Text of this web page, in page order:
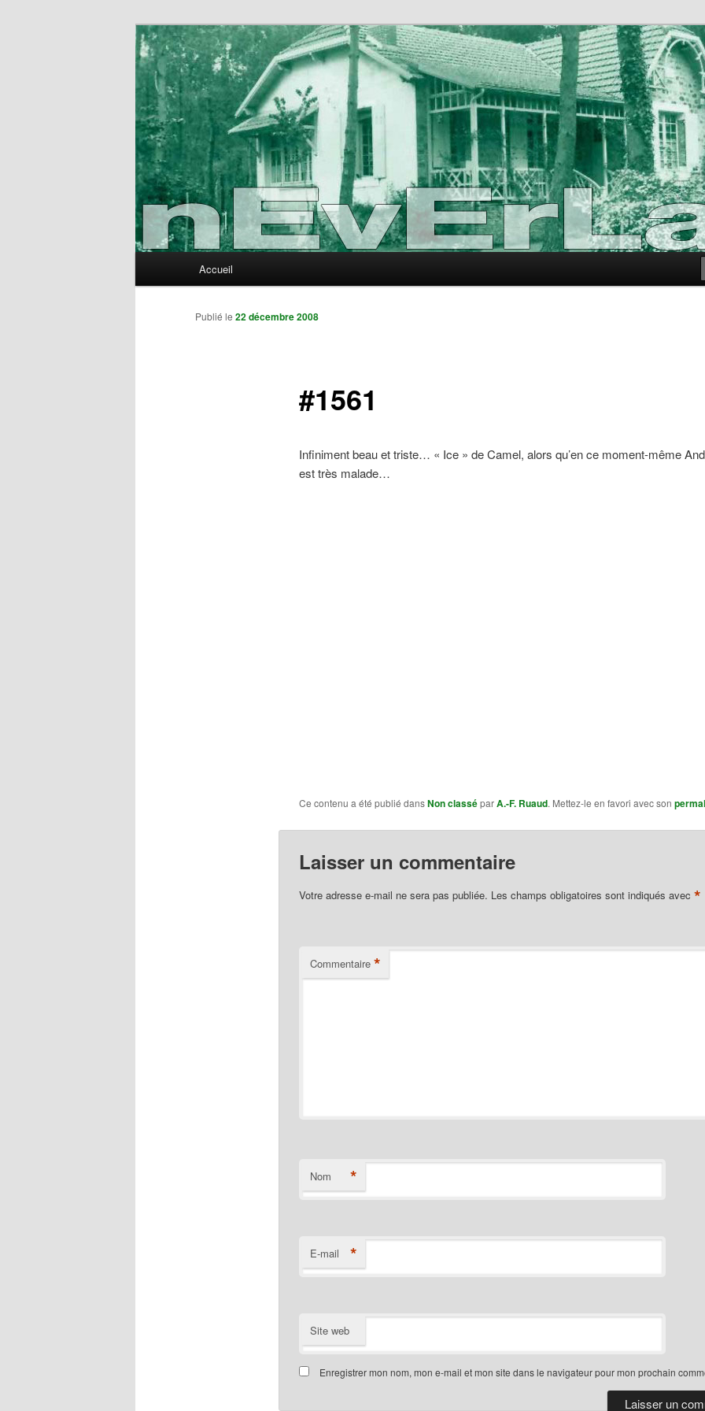
nEvErLaNd
Accueil
#1561
Publié le 22 décembre 2008
Infiniment beau et triste… « Ice » de Camel, alors qu’en ce moment-même
est très malade…
Ce contenu a été publié dansNon classéparA.-F. Ruaud. Mettez-le en favori avec son
Laisser un commentaire
Votre adresse e-mail ne sera pas publiée. Les champs obligatoires sont indiqués avec *
Commentaire *
Nom *
E-mail *
Site web
Enregistrer mon nom, mon e-mail et mon site dans le navigateur pour mon prochain